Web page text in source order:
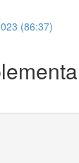
(86:37)